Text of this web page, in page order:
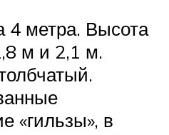
4 метра. Высота
м и 2,1 м.
«гильзы», в